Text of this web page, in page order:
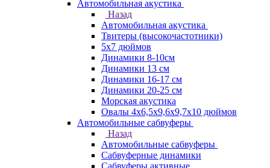
Автомобильная акустика
Назад
Автомобильная акустика
Твитеры (высокочастотники)
5x7 дюймов
Динамики 8-10см
Динамики 13 см
Динамики 16-17 см
Динамики 20-25 см
Морская акустика
Овалы 4х6,5х9,6x9,7х10 дюймов
Автомобильные сабвуферы
Назад
Автомобильные сабвуферы
Сабвуферные динамики
Сабвуферы активные